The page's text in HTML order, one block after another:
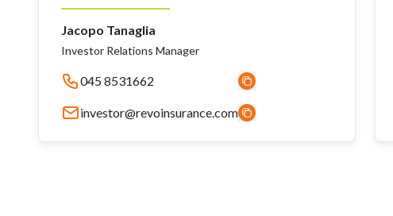
Jacopo Tanaglia
Investor Relations Manager
045 8531662
investor@revoinsurance.com